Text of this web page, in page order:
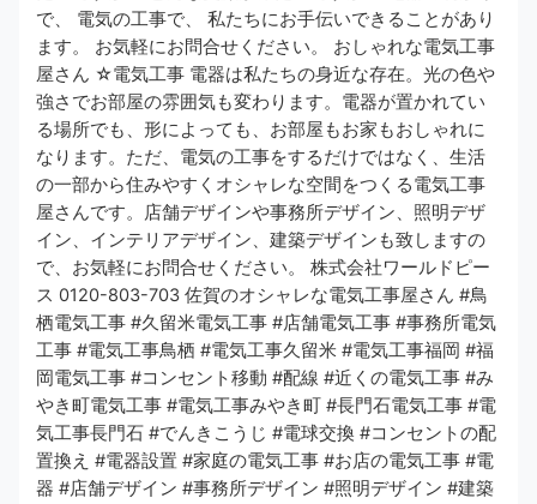
で、 電気の工事で、 私たちにお手伝いできることがあり
ます。 お気軽にお問合せください。 おしゃれな電気工事
屋さん ☆電気工事 電器は私たちの身近な存在。光の色や
強さでお部屋の雰囲気も変わります。電器が置かれてい
る場所でも、形によっても、お部屋もお家もおしゃれに
なります。ただ、電気の工事をするだけではなく、生活
の一部から住みやすくオシャレな空間をつくる電気工事
屋さんです。店舗デザインや事務所デザイン、照明デザ
イン、インテリアデザイン、建築デザインも致しますの
で、お気軽にお問合せください。 株式会社ワールドピー
ス 0120-803-703 佐賀のオシャレな電気工事屋さん #鳥
栖電気工事 #久留米電気工事 #店舗電気工事 #事務所電気
工事 #電気工事鳥栖 #電気工事久留米 #電気工事福岡 #福
岡電気工事 #コンセント移動 #配線 #近くの電気工事 #み
やき町電気工事 #電気工事みやき町 #長門石電気工事 #電
気工事長門石 #でんきこうじ #電球交換 #コンセントの配
置換え #電器設置 #家庭の電気工事 #お店の電気工事 #電
器 #店舗デザイン #事務所デザイン #照明デザイン #建築